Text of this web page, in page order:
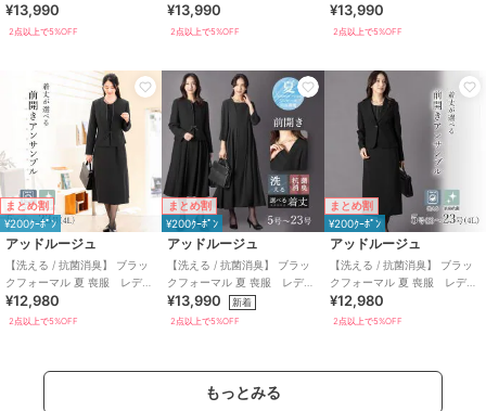
ース 着丈が選べる 5号～23
号
¥13,990
2点以上で5%OFF
ース 着丈が選べる 5号～23
号
¥13,990
2点以上で5%OFF
ース 着丈が選べる 5号～23
号
¥13,990
2点以上で5%OFF
まとめ割
¥200ｸｰﾎﾟﾝ
アッドルージュ
【洗える / 抗菌消臭】 ブラッ
クフォーマル 夏 喪服 レディ
ース 着丈が選べる 5号～23
号
¥12,980
2点以上で5%OFF
まとめ割
¥200ｸｰﾎﾟﾝ
アッドルージュ
【洗える / 抗菌消臭】 ブラッ
クフォーマル 夏 喪服 レディ
ース 着丈が選べる 5号～23
号
¥13,990 新着
2点以上で5%OFF
まとめ割
¥200ｸｰﾎﾟﾝ
アッドルージュ
【洗える / 抗菌消臭】 ブラッ
クフォーマル 夏 喪服 レディ
ース 着丈が選べる 5号～23
号
¥12,980
2点以上で5%OFF
もっとみる